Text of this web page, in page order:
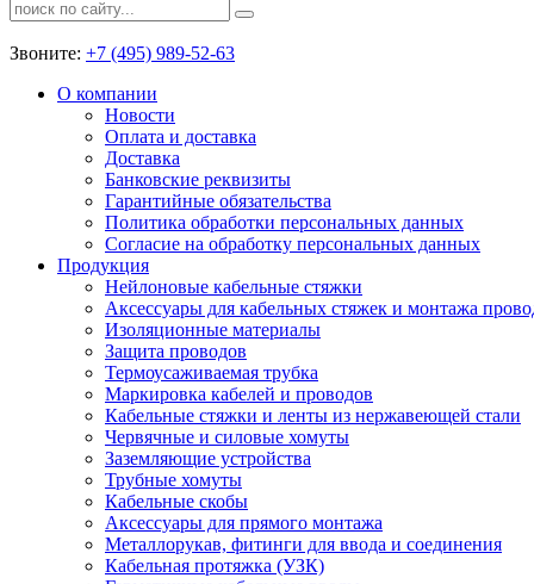
Звоните: +7 (495) 989-52-63
О компании
Новости
Оплата и доставка
Доставка
Банковские реквизиты
Гарантийные обязательства
Политика обработки персональных данных
Согласие на обработку персональных данных
Продукция
Нейлоновые кабельные стяжки
Аксессуары для кабельных стяжек и монтажа
Изоляционные материалы
Защита проводов
Термоусаживаемая трубка
Маркировка кабелей и проводов
Кабельные стяжки и ленты из нержавеющей стали
Червячные и силовые хомуты
Заземляющие устройства
Трубные хомуты
Кабельные скобы
Аксессуары для прямого монтажа
Металлорукав, фитинги для ввода и соединения
Кабельная протяжка (УЗК)